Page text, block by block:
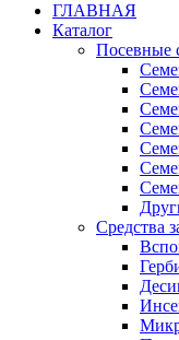
ГЛАВНАЯ
Каталог
Посевные
Средства